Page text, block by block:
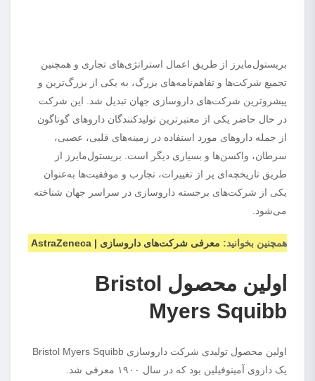
بریستول‌مایرز از طریق اعمال استراتژی‌های تجاری و همچنین
تجمیع شرکت‌ها و تفاهم‌نامه‌های بزرگ، به یکی از بزرگ‌ترین و
پیشروترین شرکت‌های داروسازی جهان تبدیل شد. این شرکت
در حال حاضر یکی از معتبرترین تولیدکنندگان داروهای گوناگون
از جمله داروهای مورد استفاده در زمینه‌های قلبی، عصبی،
سرطان، واکسن‌ها و بسیاری دیگر است. بریستول‌مایرز از
طریق تاریخچه‌ای پر از تغییرات، تجارب و موفقیت‌ها به‌عنوان
یکی از شرکت‌های برجسته داروسازی در سراسر جهان شناخته
می‌شود.
همچنین بخوانید: معرفی شرکت‌های داروسازی | AstraZeneca
اولین محصول Bristol
Myers Squibb
اولین محصول تولیدی شرکت داروسازی Bristol Myers Squibb
یک داروی آمینوفیلین بود که در سال ۱۹۰۰ معرفی شد.